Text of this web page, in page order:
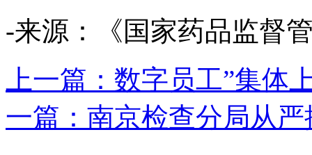
-来源：《国家药品监督
上一篇：数字员工”集体
一篇：南京检查分局从